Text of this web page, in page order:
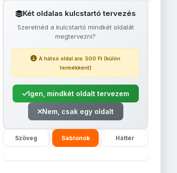
Fényképes
Hamutartó
Fényképes
Tányéralátét
Egyedi
fényképes
tolltartó kerek
Fényképes
sütőkesztyű
Két oldalas kulcstartó tervezés
Szeretnéd a kulcstartó mindkét oldalát
megtervezni?
A hátsó oldal ára: 500 Ft (külön
termékként)
Igen, mindkét oldalt tervezem
Nem, csak egy oldalt
Szöveg Sablonok Háttér